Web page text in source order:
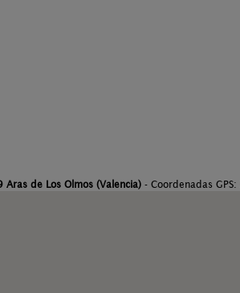
de Los Olmos (Valencia)- Coordenadas GPS: